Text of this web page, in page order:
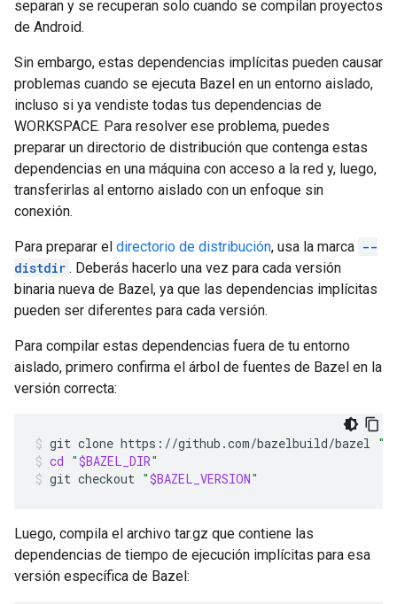
separan y se recuperan solo cuando se compilan proyectos
de Android.
Sin embargo, estas dependencias implícitas pueden causar
problemas cuando se ejecuta Bazel en un entorno aislado,
incluso si ya vendiste todas tus dependencias de
WORKSPACE. Para resolver ese problema, puedes
preparar un directorio de distribución que contenga estas
dependencias en una máquina con acceso a la red y, luego,
transferirlas al entorno aislado con un enfoque sin
conexión.
Para preparar el directorio de distribución, usa la marca --
distdir . Deberás hacerlo una vez para cada versión
binaria nueva de Bazel, ya que las dependencias implícitas
pueden ser diferentes para cada versión.
Para compilar estas dependencias fuera de tu entorno
aislado, primero confirma el árbol de fuentes de Bazel en la
versión correcta:
git clone https://github.com/bazelbuild/bazel "
cd "$BAZEL_DIR"
git checkout "$BAZEL_VERSION"
Luego, compila el archivo tar.gz que contiene las
dependencias de tiempo de ejecución implícitas para esa
versión específica de Bazel: